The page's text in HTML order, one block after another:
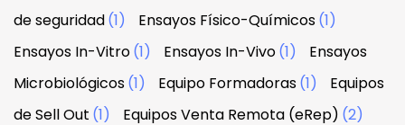
de seguridad(1) Ensayos Físico-Químicos(1)
Ensayos In-Vitro(1) Ensayos In-Vivo(1)
Ensayos
Microbiológicos(1) Equipo Formadoras(1)
Equipos
de Sell Out (1) Equipos Venta Remota (eRep) (2)